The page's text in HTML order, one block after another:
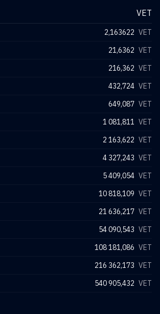
VET
2,163622 VET
21,6362 VET
216,362 VET
432,724 VET
649,087 VET
1 081,811 VET
2 163,622 VET
4 327,243 VET
5 409,054 VET
10 818,109 VET
21 636,217 VET
54 090,543 VET
108 181,086 VET
216 362,173 VET
540 905,432 VET